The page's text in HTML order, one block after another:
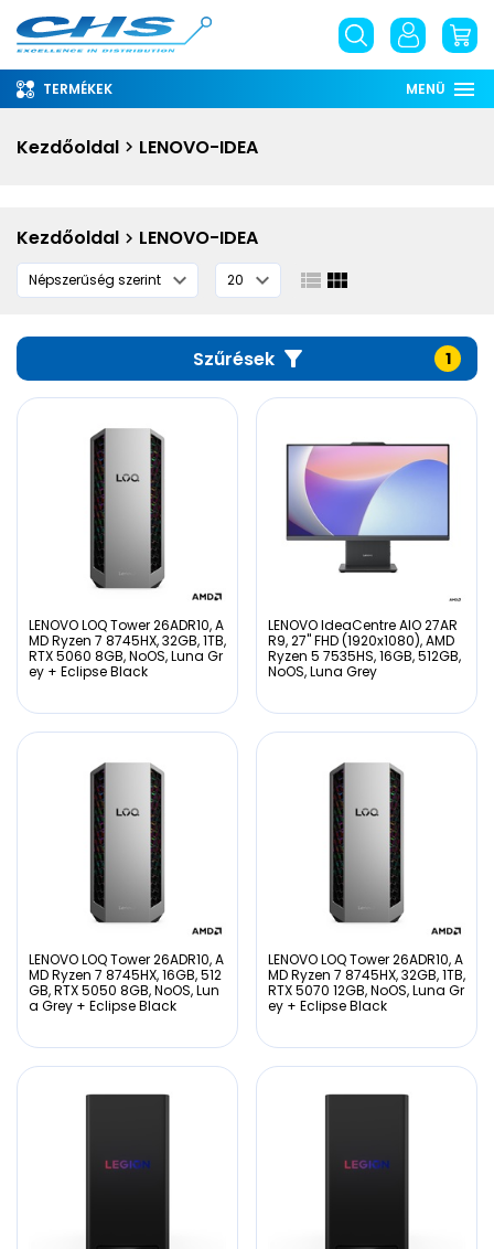
TERMÉKEK MENÜ
English
email
place
Kezdőoldal LENOVO-IDEA
Kezdőoldal LENOVO-IDEA
LENOVO LOQ Tower 26ADR10, A
MD Ryzen 7 8745HX, 32GB, 1TB,
RTX 5060 8GB, NoOS, Luna Gr
ey + Eclipse Black
LENOVO IdeaCentre AIO 27AR
R9, 27" FHD (1920x1080), AMD
Ryzen 5 7535HS, 16GB, 512GB,
NoOS, Luna Grey
LENOVO LOQ Tower 26ADR10, A
MD Ryzen 7 8745HX, 16GB, 512
GB, RTX 5050 8GB, NoOS, Lun
a Grey + Eclipse Black
LENOVO LOQ Tower 26ADR10, A
MD Ryzen 7 8745HX, 32GB, 1TB,
RTX 5070 12GB, NoOS, Luna Gr
ey + Eclipse Black
Szűrések 1